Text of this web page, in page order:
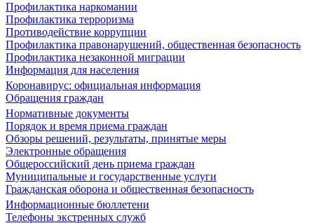
Профилактика наркомании
Профилактика терроризма
Противодействие коррупции
Профилактика правонарушений, общественная безопасность
Профилактика незаконной миграции
Информация для населения
Коронавирус: официальная информация
Обращения граждан
Нормативные документы
Порядок и время приема граждан
Обзоры решений, результаты, принятые меры
Электронные обращения
Общероссийский день приема граждан
Муниципальные и государственные услуги
Гражданская оборона и общественная безопасность
Информационные бюллетени
Телефоны экстренных служб